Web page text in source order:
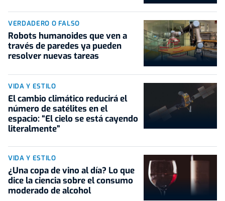
VERDADERO O FALSO
Robots humanoides que ven a
través de paredes ya pueden
resolver nuevas tareas
VIDA Y ESTILO
El cambio climático reducirá el
número de satélites en el
espacio: “El cielo se está cayendo
literalmente”
VIDA Y ESTILO
¿Una copa de vino al día? Lo que
dice la ciencia sobre el consumo
moderado de alcohol